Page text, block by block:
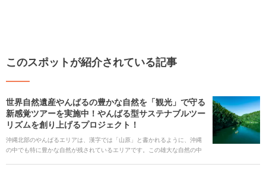
このスポットが紹介されている記事
世界自然遺産やんばるの豊かな自然を「観光」で守る
新感覚ツアーを実施中！やんばる型サステナブルツー
リズムを創り上げるプロジェクト！
沖縄北部のやんばるエリアは、漢字では「山原」と書かれるように、沖縄
の中でも特に豊かな自然が残されているエリアです。この雄大な自然の中